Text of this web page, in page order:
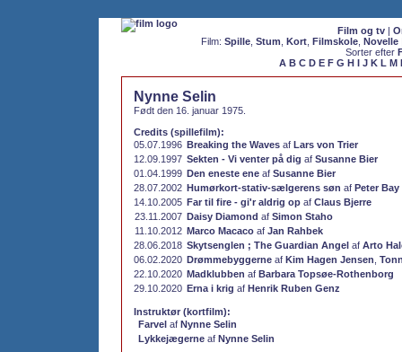
Film og tv|
Film: Spille, Stum Kort, Filmskole, Novelle
Sorter efter
A B C D E F G H I J K L M
Nynne Selin
Født den 16. januar 1975.
Credits (spillefilm):
05.07.1996 Breaking the Waves af Lars von Trier
12.09.1997 Sekten - Vi venter på dig af Susanne Bier
01.04.1999 Den eneste ene af Susanne Bier
28.07.2002 Humørkort-stativ-sælgerens søn af Peter Bay
14.10.2005 Far til fire - gi'r aldrig op af Claus Bjerre
23.11.2007 Daisy Diamond af Simon Staho
11.10.2012 Marco Macaco af Jan Rahbek
28.06.2018 Skytsenglen ; The Guardian Angel af Arto
06.02.2020 Drømmebyggerne af Kim Hagen Jensen
22.10.2020 Madklubben af Barbara Topsøe-Rothenborg
29.10.2020 Erna i krig af Henrik Ruben Genz
Instruktør (kortfilm):
Farvel af Nynne Selin
Lykkejægerne af Nynne Selin